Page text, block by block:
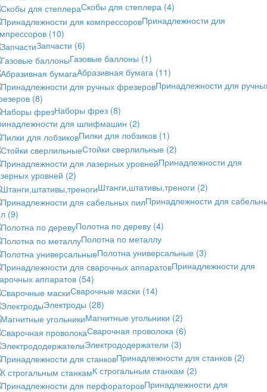
Скобы для степлера (4)
Принадлежности для
(10)
Запчасти (6)
Газовые баллоны (1)
Абразивная бумага (11)
Принадлежности для
(8)
Наборы фрез (8)
для шлифмашин (2)
Пилки для лобзиков (1)
Стойки сверлильные (2)
Принадлежности для
уровней (2)
Штанги,штативы,треноги (2)
Принадлежности для
(9)
Полотна по дереву (4)
Полотна по металлу
Полотна универсальные (3)
Принадлежности для
аппаратов (54)
Сварочные маски (14)
Электроды (28)
Магнитные угольники (2)
Сварочная проволока (6)
Электрододержатели (3)
Принадлежности для станков (2)
К строгальным станкам (2)
Принадлежности для